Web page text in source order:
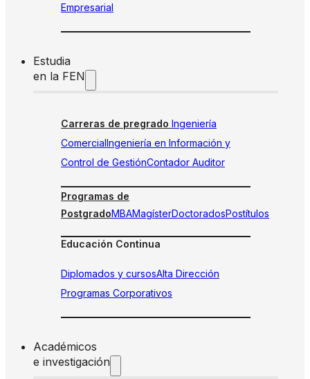
Empresarial
Estudia
en la FEN
Carreras de pregrado Ingeniería
ComercialIngeniería en Información y
Control de GestiónContador Auditor
Programas de
PostgradoMBAMagísterDoctoradosPostítulos
Educación Continua
Diplomados y cursosAlta Dirección
Programas Corporativos
Académicos
e investigación